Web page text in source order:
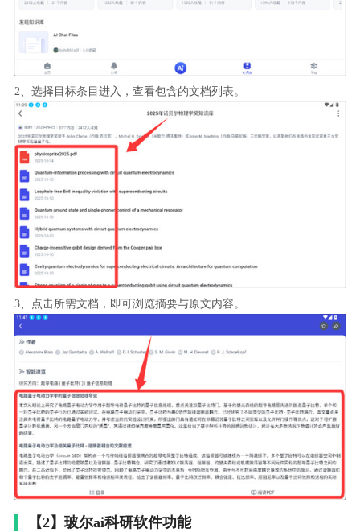
2、选择目标条目进入，查看包含的文档列表。
3、点击所需文档，即可浏览摘要与原文内容。
【2】玻尔ai科研软件功能